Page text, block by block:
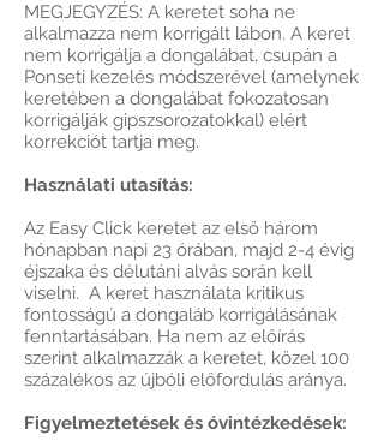
MEGJEGYZÉS: A keretet soha ne
alkalmazza nem korrigált lábon. A keret
nem korrigálja a dongalábat, csupán a
Ponseti kezelés módszerével (amelynek
keretében a dongalábat fokozatosan
korrigálják gipszsorozatokkal) elért
korrekciót tartja meg.
Használati utasítás:
Az Easy Click keretet az első három
hónapban napi 23 órában, majd 2-4 évig
éjszaka és délutáni alvás során kell
viselni. A keret használata kritikus
fontosságú a dongaláb korrigálásának
fenntartásában. Ha nem az előírás
szerint alkalmazzák a keretet, közel 100
százalékos az újbóli előfordulás aránya.
Figyelmeztetések és óvintézkedések: